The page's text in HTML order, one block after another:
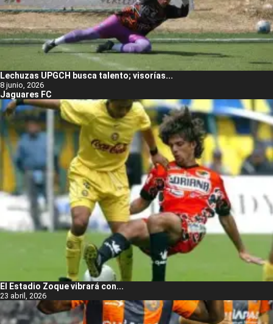
Lechuzas UPGCH busca talento; visorías...
8 junio, 2026
Jaguares FC
El Estadio Zoque vibrará con...
23 abril, 2026